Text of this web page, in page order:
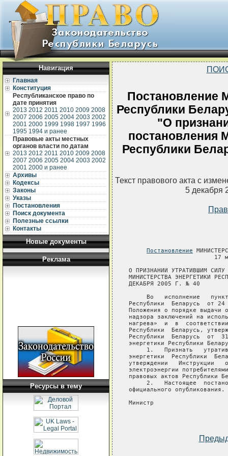
Навигация
Главная
Конституция
Республиканское право по
дате принятия
2013 2012 2011 2010 2009 2008
2007 2006 2005 2004 2003 2002
2001 2000 1999 1998 1997 1996
1995 1994 и ранее
Правовые акты местных
органов власти по датам
2013 2012 2011 2010 2009 2008
2007 2006 2005 2004 2003 2002
2001 2000 и ранее
Архивы
Кодексы
Законы
Указы
Постановления
Поиск документа
Полезные ссылки
Контакты
Новые документы
Реклама
Ресурсы в тему
Постановление
Республики
"О
постановления
Республики
Текст правового акта с
5 декабря
Постановление
17
О ПРИЗНАНИИ УТРАТИВШИМ СИЛУ
МИНИСТЕРСТВА ЭНЕРГЕТИКИ
ДЕКАБРЯ 2005 Г. № 40
Во   исполнение
Республики  Беларусь  от
Положения о порядке выдачи
надзора заключений на
нагрева»  и  в
Республики  Беларусь,
Республики  Беларусь  от
энергетики Республики
1.   Признать
энергетики  Республики
утверждении   Инструкции
электроэнергии
правовых актов
2.   Настоящее
официального опубликования.
Министр